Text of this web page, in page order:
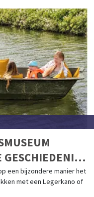
LEGERKANO
een bijzondere manier het
met een Legerkano of